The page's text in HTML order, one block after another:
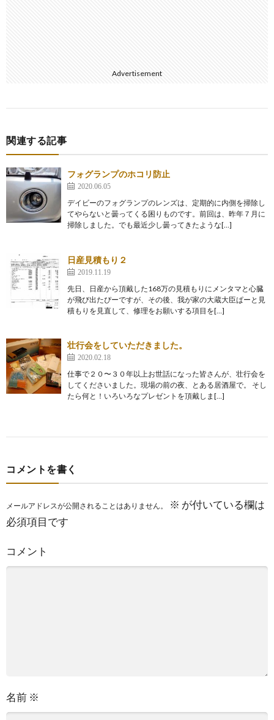
Advertisement
関連する記事
フォグランプのホコリ防止
2020.06.05
デイビーのフォグランプのレンズは、定期的に内側を掃除し
てやらないと曇ってくる困りものです。前回は、昨年７月に
掃除しました。でも最近少し曇ってきたような[…]
日産見積もり２
2019.11.19
先日、日産から頂戴した168万の見積もりにメンタマと心臓
が飛び出たぴーですが、その後、我が家の大蔵大臣ぱーと見
積もりを見直して、修理をお願いする項目を[…]
壮行会をしていただきました。
2020.02.18
仕事で２０〜３０年以上お世話になった皆さんが、壮行会を
してくださいました。現場の前の夜、とある居酒屋で。 そし
たら何と！いろいろなプレゼントを頂戴しま[…]
コメントを書く
メールアドレスが公開されることはありません。 ※ が付いている欄は
必須項目です
コメント
名前 ※